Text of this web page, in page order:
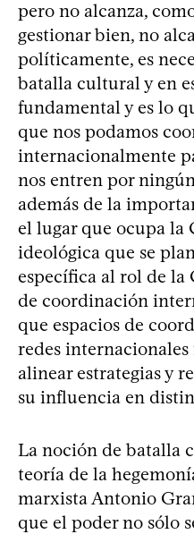
pero no alcanza,
gestionar bien, no
políticamente, es
batalla cultural y en
fundamental y es lo
que nos podamos
internacionalmente
nos entren por
además de la
el lugar que ocupa la
ideológica que se
específica al rol de la
de coordinación
que espacios de
redes
alinear estrategias y
su influencia en
La noción de batalla
teoría de la
marxista Antonio
que el poder no sólo